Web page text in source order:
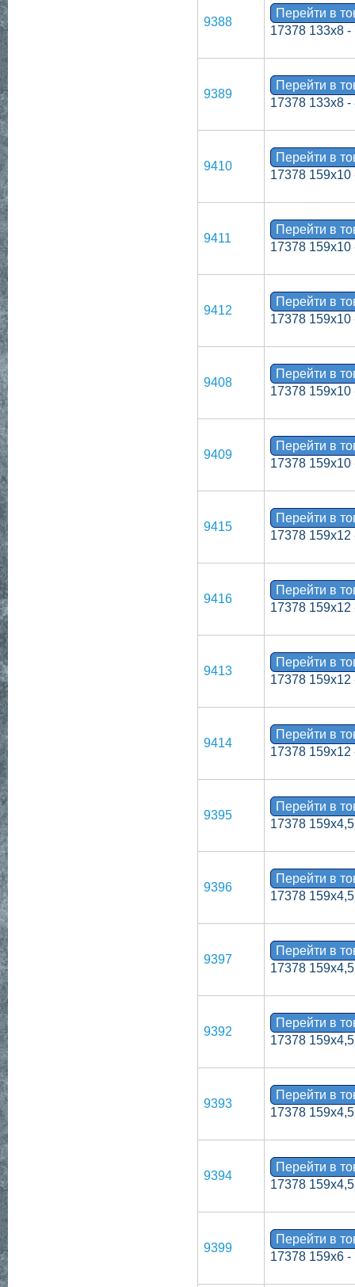
9388
Перейти в
17378 133х8 -
9389
Перейти в
17378 133х8 -
9410
Перейти в
17378 159х10
9411
Перейти в
17378 159х10
9412
Перейти в
17378 159х10
9408
Перейти в
17378 159х10
9409
Перейти в
17378 159х10
9415
Перейти в
17378 159х12
9416
Перейти в
17378 159х12
9413
Перейти в
17378 159х12
9414
Перейти в
17378 159х12
9395
Перейти в
17378
9396
Перейти в
17378
9397
Перейти в
17378
9392
Перейти в
17378
9393
Перейти в
17378
9394
Перейти в
17378
9399
Перейти в
17378 159х6 -